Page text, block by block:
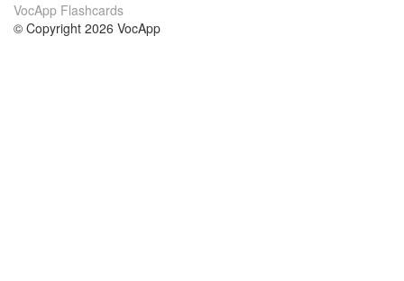
VocApp Flashcards
© Copyright 2026 VocApp